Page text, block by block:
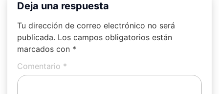
Deja una respuesta
Tu dirección de correo electrónico no será
publicada. Los campos obligatorios están
marcados con *
Comentario *